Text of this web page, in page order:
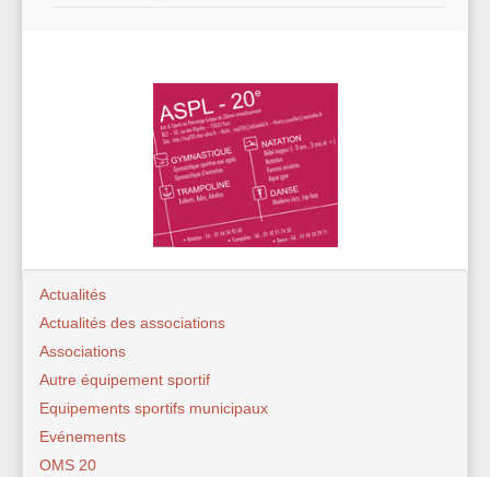
Actualités
Actualités des associations
Associations
Autre équipement sportif
Equipements sportifs municipaux
Evénements
OMS 20